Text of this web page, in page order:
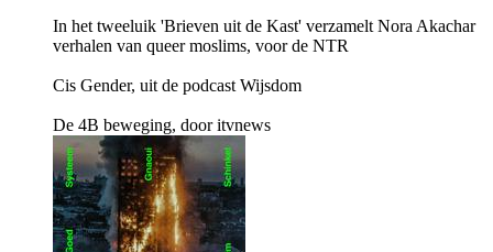
In het tweeluik 'Brieven uit de Kast' verzamelt Nora Akachar
verhalen van queer moslims, voor de NTR
Cis Gender, uit de podcast Wijsdom
De 4B beweging, door itvnews